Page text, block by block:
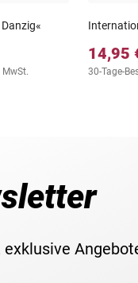
14,95
30-Tage-